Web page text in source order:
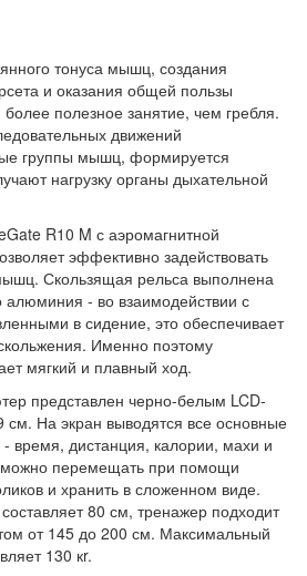
тонуса мышц, создания
и оказания общей пользы
полезное занятие, чем гребля.
движений
группы мышц, формируется
нагрузку органы дыхательной
R10 M с аэромагнитной
эффективно задействовать
Скользящая рельса выполнена
алюминия - во взаимодействии с
в сидение, это обеспечивает
Именно поэтому
мягкий и плавный ход.
представлен черно-белым LCD-
На экран выводятся все основные
время, дистанция, калории, махи и
можно перемещать при помощи
и хранить в сложенном виде.
80 см, тренажер подходит
от 145 до 200 см. Максимальный
130 кr.